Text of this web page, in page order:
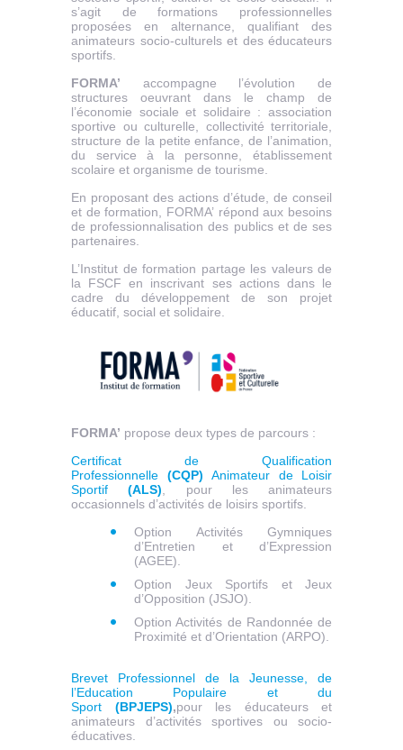
s’agit de formations professionnelles
proposées en alternance, qualifiant des
animateurs socio-culturels et des éducateurs
sportifs.
FORMA’ accompagne l’évolution de
structures oeuvrant dans le champ de
l’économie sociale et solidaire : association
sportive ou culturelle, collectivité territoriale,
structure de la petite enfance, de l’animation,
du service à la personne, établissement
scolaire et organisme de tourisme.
En proposant des actions d’étude, de conseil
et de formation, FORMA’ répond aux besoins
de professionnalisation des publics et de ses
partenaires.
L’Institut de formation partage les valeurs de
la FSCF en inscrivant ses actions dans le
cadre du développement de son projet
éducatif, social et solidaire.
FORMA’ propose deux types de parcours :
Certificat de Qualification
Professionnelle (CQP) Animateur de Loisir
Sportif(ALS), pour les animateurs
occasionnels d’activités de loisirs sportifs.
Option Activités Gymniques
d’Entretien et d’Expression
(AGEE).
Option Jeux Sportifs et Jeux
d’Opposition (JSJO).
Option Activités de Randonnée de
Proximité et d’Orientation (ARPO).
Brevet Professionnel de la Jeunesse, de
l’Education Populaire et du
Sport (BPJEPS),pour les éducateurs et
animateurs d’activités sportives ou socio-
éducatives.